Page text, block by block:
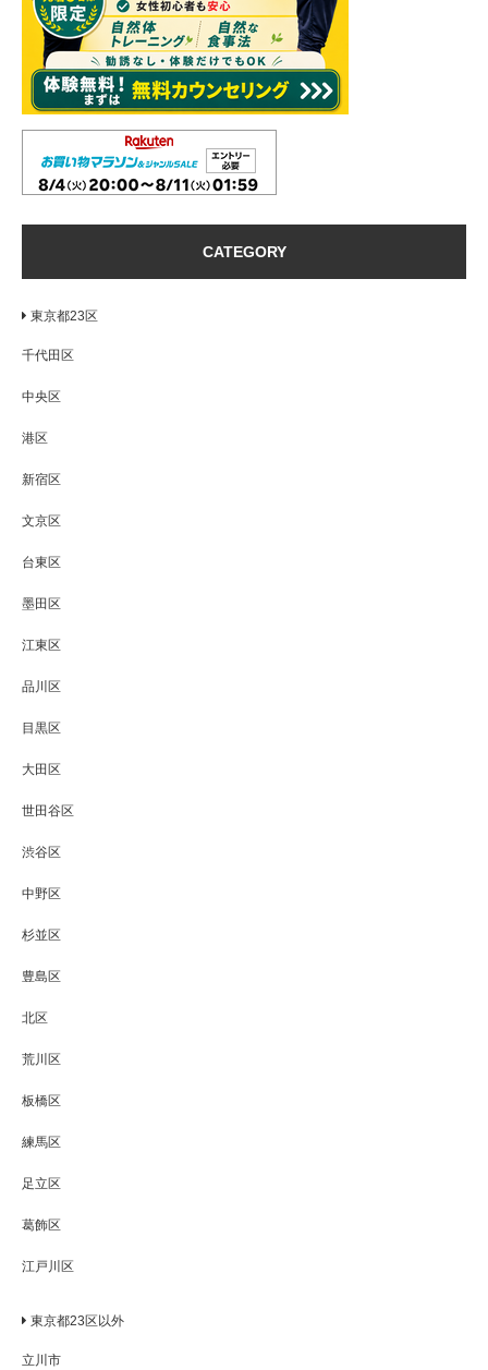
CATEGORY
東京都23区
千代田区
中央区
港区
新宿区
文京区
台東区
墨田区
江東区
品川区
目黒区
大田区
世田谷区
渋谷区
中野区
杉並区
豊島区
北区
荒川区
板橋区
練馬区
足立区
葛飾区
江戸川区
東京都23区以外
立川市